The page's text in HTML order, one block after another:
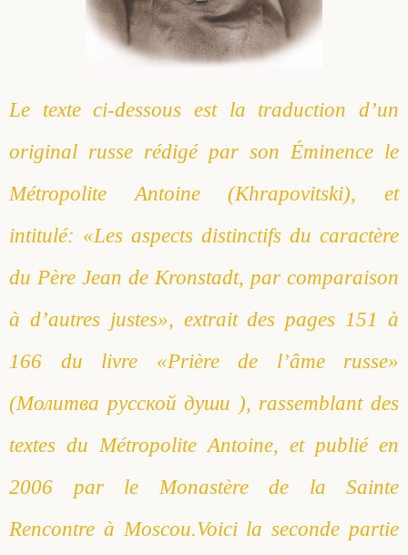
Le texte ci-dessous est la traduction d’un
original russe rédigé par son Éminence le
Métropolite Antoine (Khrapovitski), et
intitulé: «Les aspects distinctifs du caractère
du Père Jean de Kronstadt, par comparaison
à d’autres justes», extrait des pages 151 à
166 du livre «Prière de l’âme russe»
(Молитва русской души ), rassemblant des
textes du Métropolite Antoine, et publié en
2006 par le Monastère de la Sainte
Rencontre à Moscou.Voici la seconde partie